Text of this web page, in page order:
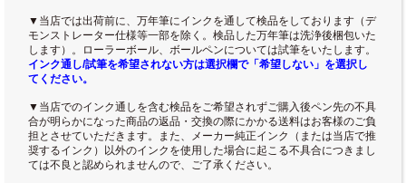
▼当店では出荷前に、万年筆にインクを通して検品をしております（デ
モンストレーター仕様等一部を除く。検品した万年筆は洗浄後梱包いた
します）。ローラーボール、ボールペンについては試筆をいたします。
インク通し/試筆を希望されない方は選択欄で「希望しない」を選択し
てください。
▼当店でのインク通しを含む検品をご希望されずご購入後ペン先の不具
合が明らかになった商品の返品・交換の際にかかる送料はお客様のご負
担とさせていただきます。また、メーカー純正インク（または当店で推
奨するインク）以外のインクを使用した場合に起こる不具合につきまし
ては不良と認められませんので、ご了承ください。